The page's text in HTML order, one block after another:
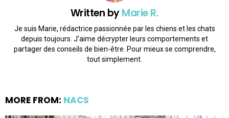
Written byMarie R.
Je suis Marie, rédactrice passionnée par les chiens et les chats
depuis toujours. J’aime décrypter leurs comportements et
partager des conseils de bien-être. Pour mieux se comprendre,
tout simplement.
MORE FROM: NACS